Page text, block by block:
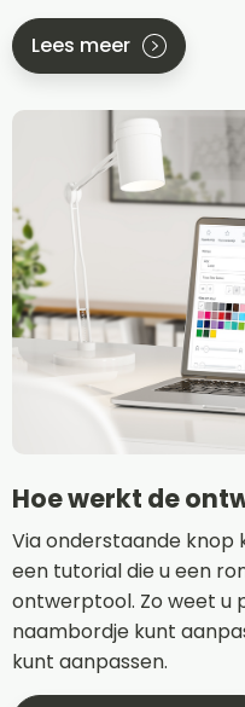
Lees meer
Hoe werkt de
Via onderstaande knop
een tutorial die u een
ontwerptool. Zo weet u
naambordje kunt
kunt aanpassen.